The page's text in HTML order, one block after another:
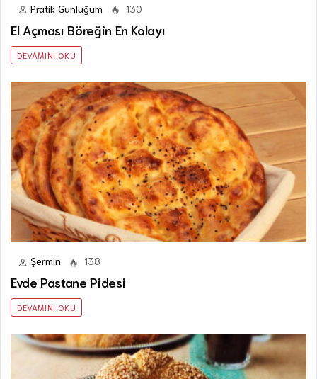
Pratik Günlüğüm 130
El Açması Böreğin En Kolayı
DEVAMINI OKU
Şermin 138
Evde Pastane Pidesi
DEVAMINI OKU